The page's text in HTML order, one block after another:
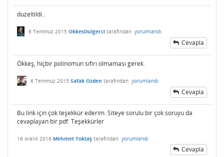
duzeltildi..
6 Temmuz 2015 OkkesDulgerci tarafından yorumlandı
Cevapla
Ökkeş, hiçbir polinomun sıfırı olmaması gerek.
6 Temmuz 2015 Safak Ozden tarafından yorumlandı
Cevapla
Bu link için çok teşekkür ederim. Siteye sorulu bir çok soruyu da
cevaplayan bir pdf. Teşekkürler
16 Aralık 2016 Mehmet Toktaş tarafından yorumlandı
Cevapla